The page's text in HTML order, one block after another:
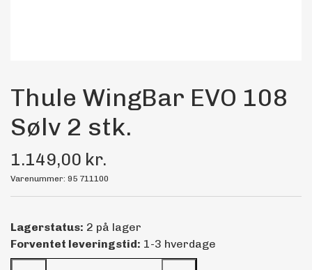
Kemi
Dæk & Fælge
Thule WingBar EVO 108
Sølv 2 stk.
1.149,00 kr.
Varenummer: 95 711100
Lagerstatus: 2 på lager
Forventet leveringstid: 1-3 hverdage